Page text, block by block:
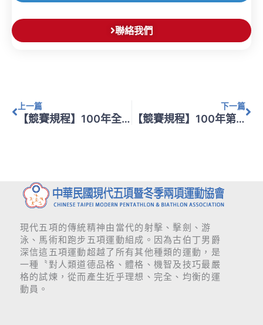
聯絡我們
上一篇
【競賽規程】100年全國理事長盃跑步射擊錦標賽
下一篇
【競賽規程】100年第4屆全國中正盃冬季兩項(直排輪射擊)運動錦標賽
現代五項的傳統精神由當代的射擊、擊劍、游
泳、馬術和跑步五項運動組成。因為古伯丁男爵
深信這五項運動超越了所有其他種類的運動，是
一種〝對人類道德品格、體格、機智及技巧最嚴
格的試煉，從而產生近乎理想、完全、均衡的運
動員。